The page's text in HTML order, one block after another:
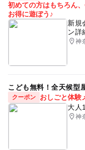
初めての方はもちろん
お得に遊ぼう♪
新規
ン詳
神
こども無料！全天候型
クーポン
おしごと体験
大人
神